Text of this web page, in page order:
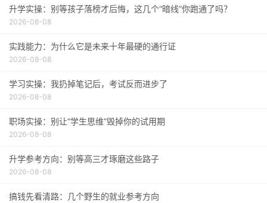
升学实操：别等孩子落榜才后悔，这几个“暗线”你跑通了吗？
2026-08-08
实践能力：为什么它是未来十年最硬的通行证
2026-08-08
学习实操：我扔掉笔记后，考试反而进步了
2026-08-08
职场实操：别让“学生思维”毁掉你的试用期
2026-08-08
升学参考方向：别等高三才琢磨这些路子
2026-08-08
搞钱先看清路：几个野生的就业参考方向